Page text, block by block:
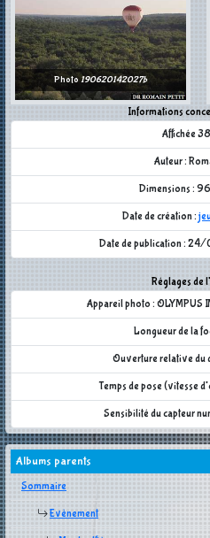
Photo190620142027b
Informations
Affichée
Auteur :
Dimensions :
Date de création :
Date de publication :
Réglages de
Appareil photo : OLYMPUS
Longueur de la
Ouverture relative du
Temps de pose (vitesse
Sensibilité du capteur
Albums parents
Sommaire
Evènement